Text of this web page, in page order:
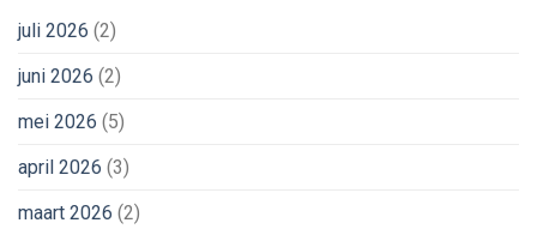
juli 2026 (2)
juni 2026 (2)
mei 2026 (5)
april 2026 (3)
maart 2026 (2)